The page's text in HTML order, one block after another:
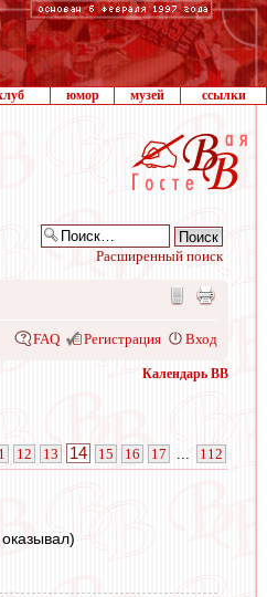
юмор музей ссылки
Расширенный поиск
FAQ Регистрация Вход
Календарь ВВ
12 13 14 15 16 17 112